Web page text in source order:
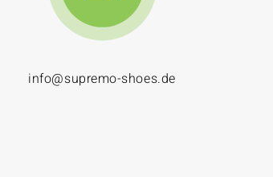
info@supremo-shoes.de